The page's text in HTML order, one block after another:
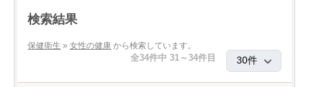
検索結果
保健衛生 » 女性の健康 から検索しています。
全34件中 31～34件目